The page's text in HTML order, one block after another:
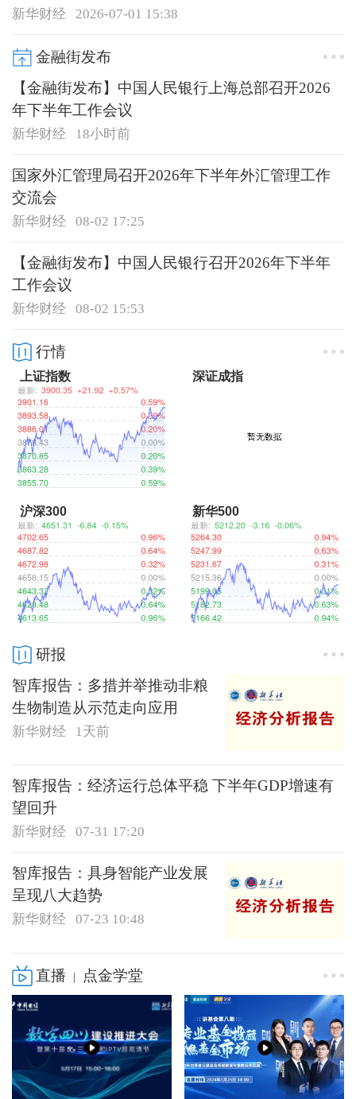
新华财经 2026-07-01 15:38
金融街发布
【金融街发布】中国人民银行上海总部召开2026
年下半年工作会议
新华财经 18小时前
国家外汇管理局召开2026年下半年外汇管理工作
交流会
新华财经 08-02 17:25
【金融街发布】中国人民银行召开2026年下半年
工作会议
新华财经 08-02 15:53
行情
上证指数 深证成指
沪深300 新华500
研报
智库报告：多措并举推动非粮
生物制造从示范走向应用
新华财经 1天前
智库报告：经济运行总体平稳 下半年GDP增速有
望回升
新华财经 07-31 17:20
智库报告：具身智能产业发展
呈现八大趋势
新华财经 07-23 10:48
直播 | 点金学堂